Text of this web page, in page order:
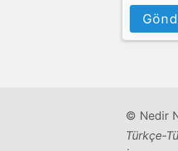
© Nedir
Türkçe-